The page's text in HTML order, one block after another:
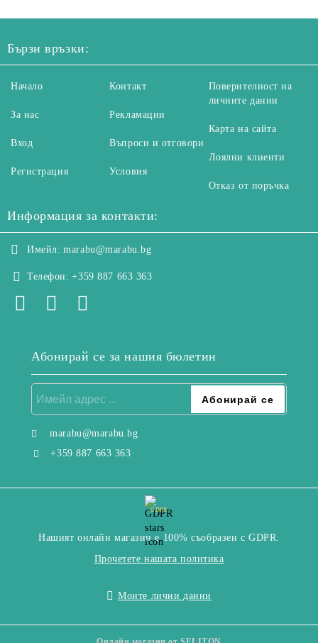
Бързи връзки:
Начало
За нас
Вход
Регистрация
Контакт
Рекламации
Въпроси и отговори
Условия
Поверителност на
личните данни
Карта на сайта
Лоялни клиенти
Отказ от поръчка
Информация за контакти:
Имейл: marabu@marabu.bg
Телефон: +359 887 663 363
Абонирай се за нашия бюлетин
marabu@marabu.bg
+359 887 663 363
GDPR
Нашият онлайн магазин е 100% съобразен с GDPR.
Прочетете нашата политика
Моите лични данни